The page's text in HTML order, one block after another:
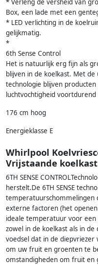
* Verleng de versheid van
Box, een lade met een
* LED verlichting in de
gelijkmatig.
*
6th Sense Control
Het is natuurlijk erg fijn als
blijven in de koelkast. Met de
technologie blijven
luchtvochtigheid
176 cm hoog
Energieklasse E
Whirlpool
Vrijstaande
6TH SENSE
herstelt.De 6TH SENSE
externe factoren (het
ideale temperatuur voor
zowel in de koelkast als in
voedsel dat in de diepvriezer
om uw fruit en groenten te
omstandigheden om fruit en